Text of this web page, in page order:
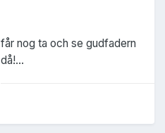
får nog ta och se gudfadern
då!...